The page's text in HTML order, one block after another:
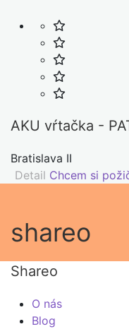
AKU vŕtačka -
Bratislava II
Detail Chcem si
shareo
Shareo
O nás
Blog